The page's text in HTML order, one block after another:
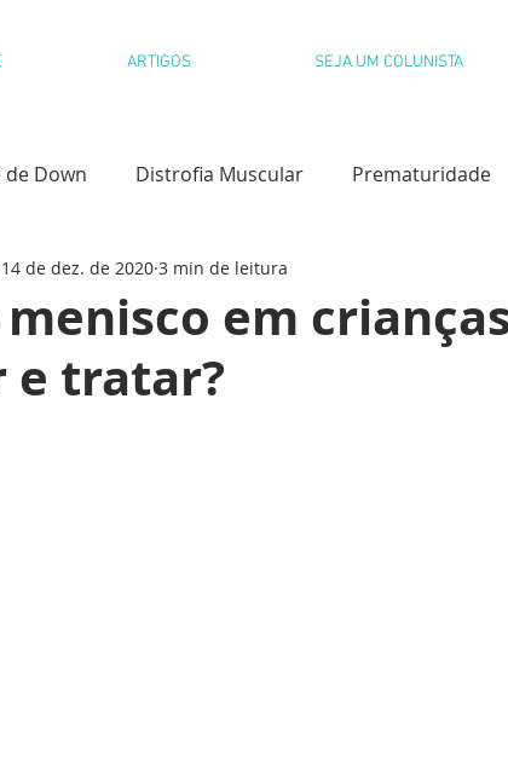
ARTIGOS SEJA UM COLUNISTA
Down Distrofia Muscular Prematuridade
Paralisia Cerebral Dislexia
Infantil Desfralde
em
e tratar?
14 de dez. de 2020 3 min de leitura